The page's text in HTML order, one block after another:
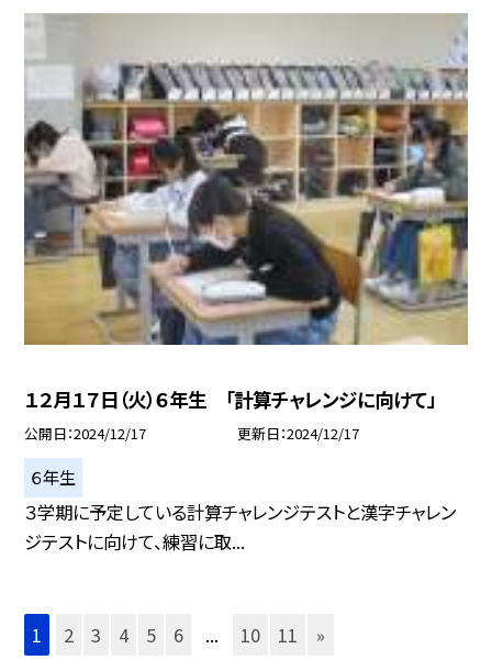
１２月１７日（火）６年生 「計算チャレンジに向けて」
公開日 2024/12/17 更新日 2024/12/17
６年生
３学期に予定している計算チャレンジテストと漢字チャレン
ジテストに向けて、練習に取...
1 2 3 4 5 6 ... 10 11 »